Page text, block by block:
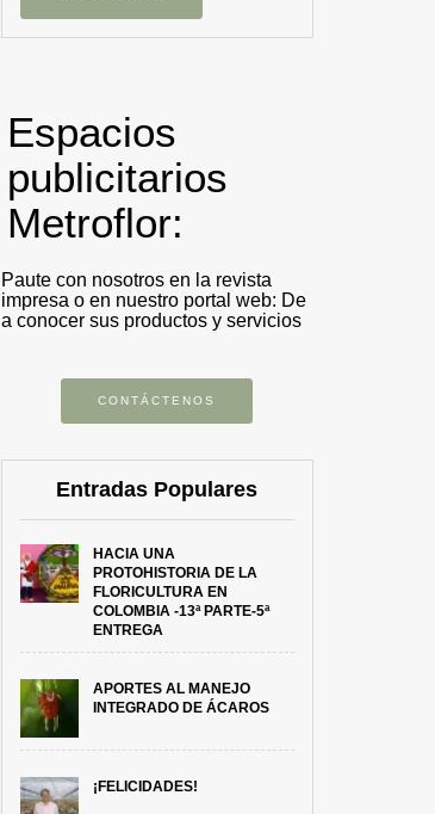
Espacios
publicitarios
Metroflor:
Paute con nosotros en la revista
impresa o en nuestro portal web: De
a conocer sus productos y servicios
CONTÁCTENOS
Entradas Populares
HACIA UNA
PROTOHISTORIA DE LA
FLORICULTURA EN
COLOMBIA -13ª PARTE-5ª
ENTREGA
APORTES AL MANEJO
INTEGRADO DE ÁCAROS
¡FELICIDADES!